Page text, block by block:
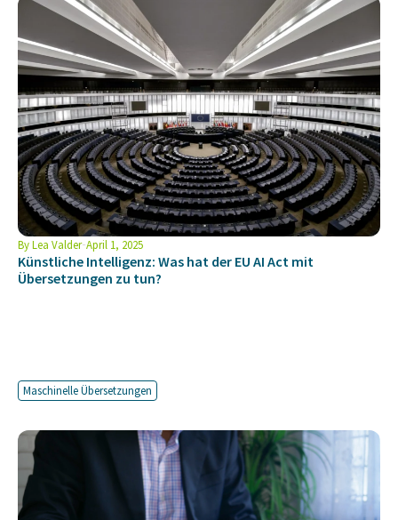
ByLea Valder April 1, 2025
Künstliche Intelligenz: Was hat der EU AI Act mit
Übersetzungen zu tun?
Maschinelle Übersetzungen